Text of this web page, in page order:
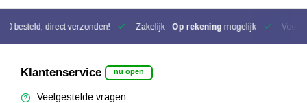
besteld, direct verzonden! Zakelijk - Op rekening mogelijk Voor
Klantenservice nu open
Veelgestelde vragen